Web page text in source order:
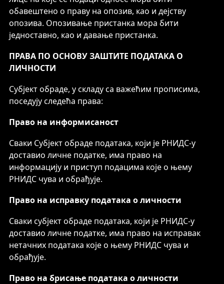
обавештено о праву на опозив, као и дејству
опозива. Опозивање пристанка мора бити
једноставно, као и давање пристанка.
ПРАВА ПО ОСНОВУ ЗАШТИТЕ ПОДАТАКА О
ЛИЧНОСТИ
Субјект обраде, у складу са важећим прописима,
поседују следећа права:
Право на информисаност
Сваки Субјект обраде података, који је РНИДС-у
доставио личне податке, има право на
информацију и приступ подацима које о њему
РНИДС чува и обрађује.
Право на исправку података о личности
Сваки субјект обраде података, који је РНИДС-у
доставио личне податке, има право на исправак
нетачних података које о њему РНИДС чува и
обрађује.
Право на брисање података о личности